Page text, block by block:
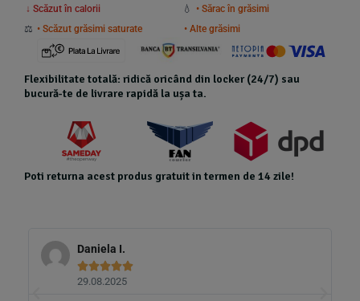
↓ Scăzut în calorii
💧
• Sărac în grăsimi
⚖️ • Scăzut grăsimi saturate • Alte grăsimi
Flexibilitate totală: ridică oricând din locker (24/7) sau
bucură-te de livrare rapidă la ușa ta.
Poti returna acest produs gratuit in termen de 14 zile!
daniela P.

23.08.2025